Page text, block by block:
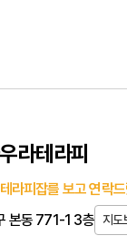
라테라피
테라피잡를 보고 연락
본동 771-1 3층 지도